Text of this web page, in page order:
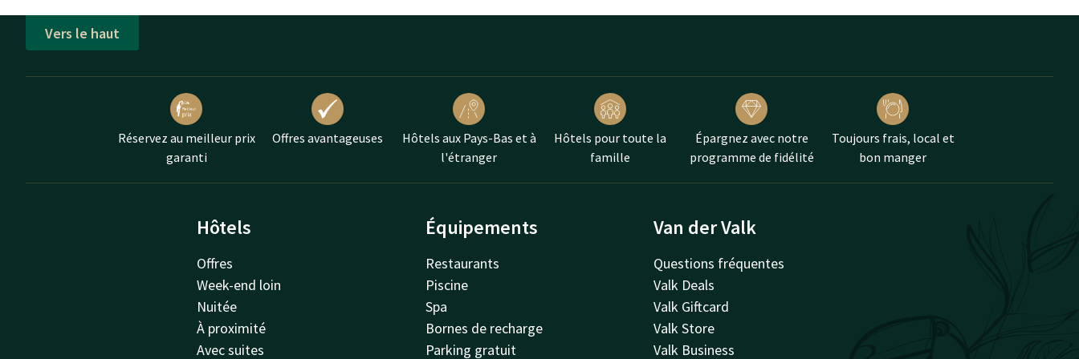
Vers le haut
Réservez au meilleur prix
garanti
Offres avantageuses
Hôtels aux Pays-Bas et à
l'étranger
Hôtels pour toute la
famille
Épargnez avec notre
programme de fidélité
Toujours frais, local et
bon manger
Hôtels
Offres
Week-end loin
Nuitée
À proximité
Avec suites
Équipements
Restaurants
Piscine
Spa
Bornes de recharge
Parking gratuit
Van der Valk
Questions fréquentes
Valk Deals
Valk Giftcard
Valk Store
Valk Business